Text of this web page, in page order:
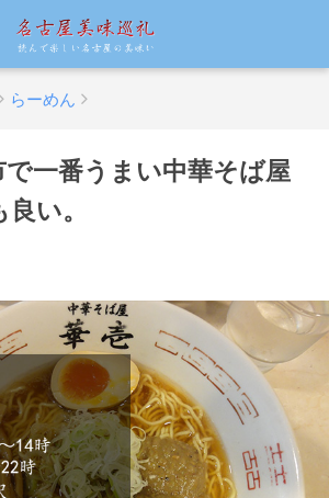
らーめん
一番うまい中華そば屋
い。